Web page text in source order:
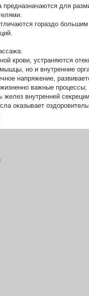
для
гораздо
крови, устраняются
но и внутренние
напряжение,
важные процессы;
желез внутренней
оказывает